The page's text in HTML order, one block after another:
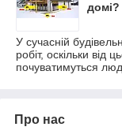
домі?
У сучасній
робіт, оскільки від
почуватимуться
Про нас